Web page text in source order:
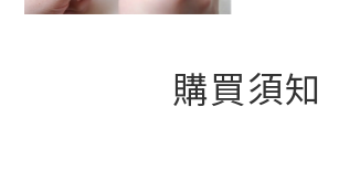
購買須知